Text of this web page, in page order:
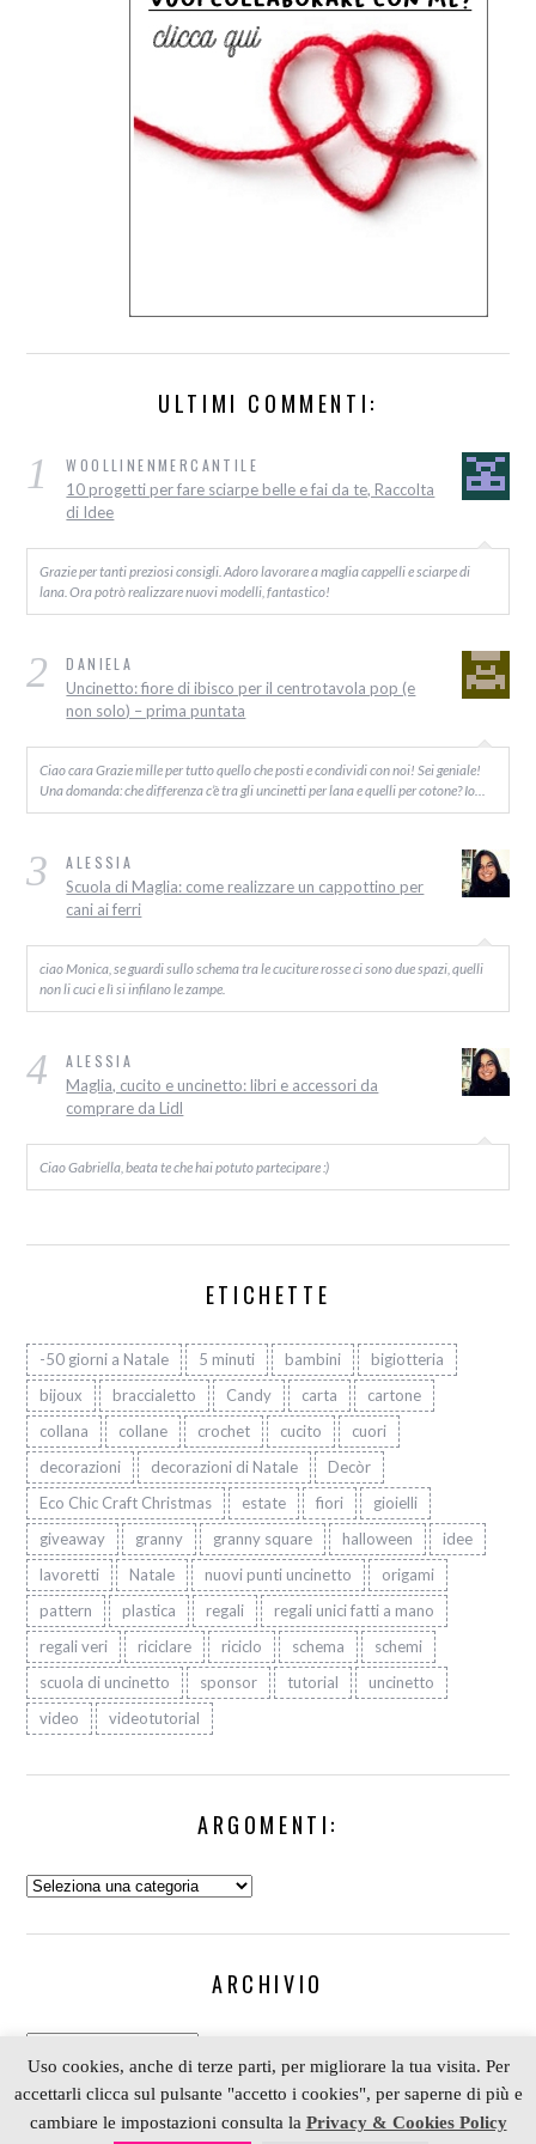
ULTIMI COMMENTI:
1 WOOLLINENMERCANTILE
10 progetti per fare sciarpe belle e fai da te, Raccolta
di Idee
Grazie per tanti preziosi consigli. Adoro lavorare a maglia cappelli e sciarpe di
lana. Ora potrò realizzare nuovi modelli, fantastico!
2 DANIELA
Uncinetto: fiore di ibisco per il centrotavola pop (e
non solo) – prima puntata
Ciao cara Grazie mille per tutto quello che posti e condividi con noi! Sei geniale!
Una domanda: che differenza c’è tra gli uncinetti per lana e quelli per cotone? Io…
3 ALESSIA
Scuola di Maglia: come realizzare un cappottino per
cani ai ferri
ciao Monica, se guardi sullo schema tra le cuciture rosse ci sono due spazi, quelli
non li cuci e lì si infilano le zampe.
4 ALESSIA
Maglia, cucito e uncinetto: libri e accessori da
comprare da Lidl
Ciao Gabriella, beata te che hai potuto partecipare :)
ETICHETTE
-50 giorni a Natale 5 minuti bambini
bigiotteria
bijoux
braccialetto Candy carta
cartone
collana
collane crochet cucito
cuori
decorazioni
decorazioni di Natale
Decòr
Eco Chic Craft Christmas
estate fiori
gioielli
giveaway
granny granny square halloween
idee
lavoretti
Natale nuovi punti uncinetto
origami
pattern
plastica regali
regali unici fatti a mano
regali veri
riciclare riciclo schema
schemi
scuola di uncinetto
sponsor tutorial
uncinetto
video
videotutorial
ARGOMENTI:
Argomenti:
ARCHIVIO
Archivio
Uso cookies, anche di terze parti, per migliorare la tua visita. Per
accettarli clicca sul pulsante "accetto i cookies", per saperne di più e
cambiare le impostazioni consulta la Privacy & Cookies Policy